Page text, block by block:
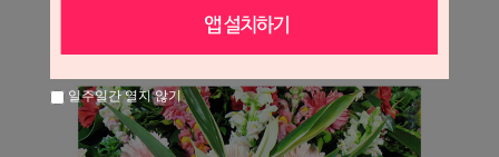
일주일간 열지 않기